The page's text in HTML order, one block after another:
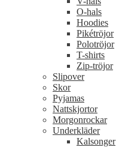
O-hals
Hoodies
Pikétröjor
Polotröjor
T-shirts
Zip-tröjor
Slipover
Skor
Pyjamas
Nattskjortor
Morgonrockar
Underkläder
Kalsonger